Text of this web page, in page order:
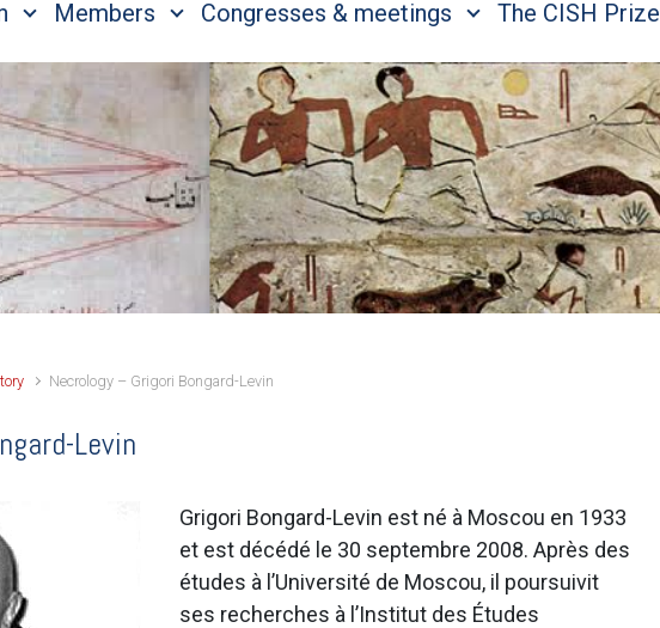
Members Congresses & meetings The CISH Prize
Necrology – Grigori Bongard-Levin
Levin
Grigori Bongard-Levin est né à Moscou en 1933
et est décédé le 30 septembre 2008. Après des
études à l’Université de Moscou, il poursuivit
ses recherches à l’Institut des Études